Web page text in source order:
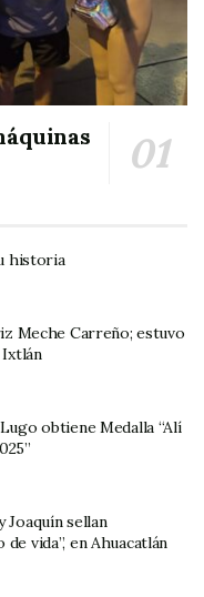
los
también de las
historia
Meche Carreño; estuvo
obtiene Medalla “Alí
Joaquín sellan
vida”, en Ahuacatlán